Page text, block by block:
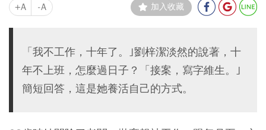
+A -A 加入收藏
「我不工作，十年了。｣劉梓潔淡然的說著，十
年不上班，怎麼過日子？「接案，寫字維生。｣
簡短回答，這是她養活自己的方式。